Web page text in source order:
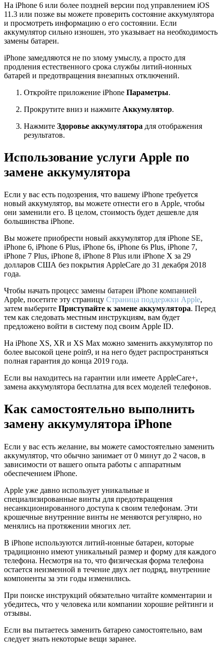
На iPhone 6 или более поздней версии под управлением iOS
11.3 или позже вы можете проверить состояние аккумулятора
и просмотреть информацию о его состоянии. Если
аккумулятор сильно изношен, это указывает на необходимость
замены батареи.
iPhone замедляются не по злому умыслу, а просто для
продления естественного срока службы литий-ионных
батарей и предотвращения внезапных отключений.
Откройте приложение iPhone Параметры.
Прокрутите вниз и нажмите Аккумулятор.
Нажмите Здоровье аккумулятора для отображения
результатов.
Использование услуги Apple по
замене аккумулятора
Если у вас есть подозрения, что вашему iPhone требуется
новый аккумулятор, вы можете отнести его в Apple, чтобы
они заменили его. В целом, стоимость будет дешевле для
большинства iPhone.
Вы можете приобрести новый аккумулятор для iPhone SE,
iPhone 6, iPhone 6 Plus, iPhone 6s, iPhone 6s Plus, iPhone 7,
iPhone 7 Plus, iPhone 8, iPhone 8 Plus или iPhone X за 29
долларов США без покрытия AppleCare до 31 декабря 2018
года.
Чтобы начать процесс замены батареи iPhone компанией
Apple, посетите эту страницу Страница поддержки Apple,
затем выберите Приступайте к замене аккумулятора. Перед
тем как следовать местным инструкциям, вам будет
предложено войти в систему под своим Apple ID.
На iPhone XS, XR и XS Max можно заменить аккумулятор по
более высокой цене poin9, и на него будет распространяться
полная гарантия до конца 2019 года.
Если вы находитесь на гарантии или имеете AppleCare+,
замена аккумулятора бесплатна для всех моделей телефонов.
Как самостоятельно выполнить
замену аккумулятора iPhone
Если у вас есть желание, вы можете самостоятельно заменить
аккумулятор, что обычно занимает от 0 минут до 2 часов, в
зависимости от вашего опыта работы с аппаратным
обеспечением iPhone.
Apple уже давно использует уникальные и
специализированные винты для предотвращения
несанкционированного доступа к своим телефонам. Эти
крошечные внутренние винты не меняются регулярно, но
менялись на протяжении многих лет.
В iPhone используются литий-ионные батареи, которые
традиционно имеют уникальный размер и форму для каждого
телефона. Несмотря на то, что физическая форма телефона
остается неизменной в течение двух лет подряд, внутренние
компоненты за эти годы изменились.
При поиске инструкций обязательно читайте комментарии и
убедитесь, что у человека или компании хорошие рейтинги и
отзывы.
Если вы пытаетесь заменить батарею самостоятельно, вам
следует знать некоторые вещи заранее.